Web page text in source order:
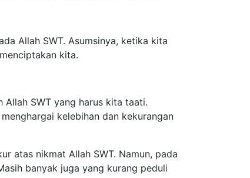
Allah SWT. Asumsinya, ketika kita
kita.
Allah SWT yang harus kita taati.
kelebihan dan kekurangan
atas nikmat Allah SWT. Namun, pada
banyak juga yang kurang peduli